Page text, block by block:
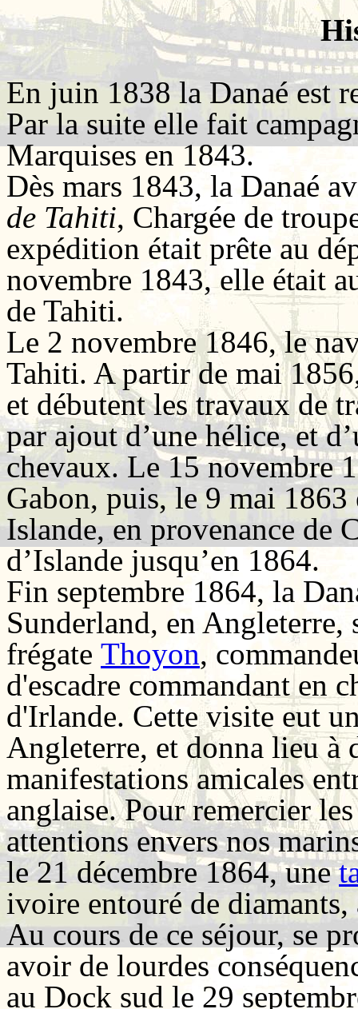
En juin 1838 la Danaé est
Par la suite elle fait
Marquises en 1843.
Dès mars 1843, la Danaé
de Tahiti, Chargée de
expédition était prête au
novembre 1843, elle était
de Tahiti.
Le 2 novembre 1846, le
Tahiti. A partir de mai
et débutent les travaux de
par ajout d’une hélice, et
chevaux. Le 15 novembre
Gabon, puis, le 9 mai
Islande, en provenance de
d’Islande jusqu’en 1864.
Fin septembre 1864, la
Sunderland, en Angleterre,
frégate Thoyon,
d'escadre commandant en
d'Irlande. Cette visite eut
Angleterre, et donna lieu à
manifestations amicales
anglaise. Pour remercier
attentions envers nos
le 21 décembre 1864, une
ivoire entouré de
Au cours de ce séjour, se
avoir de lourdes
au Dock sud le 29